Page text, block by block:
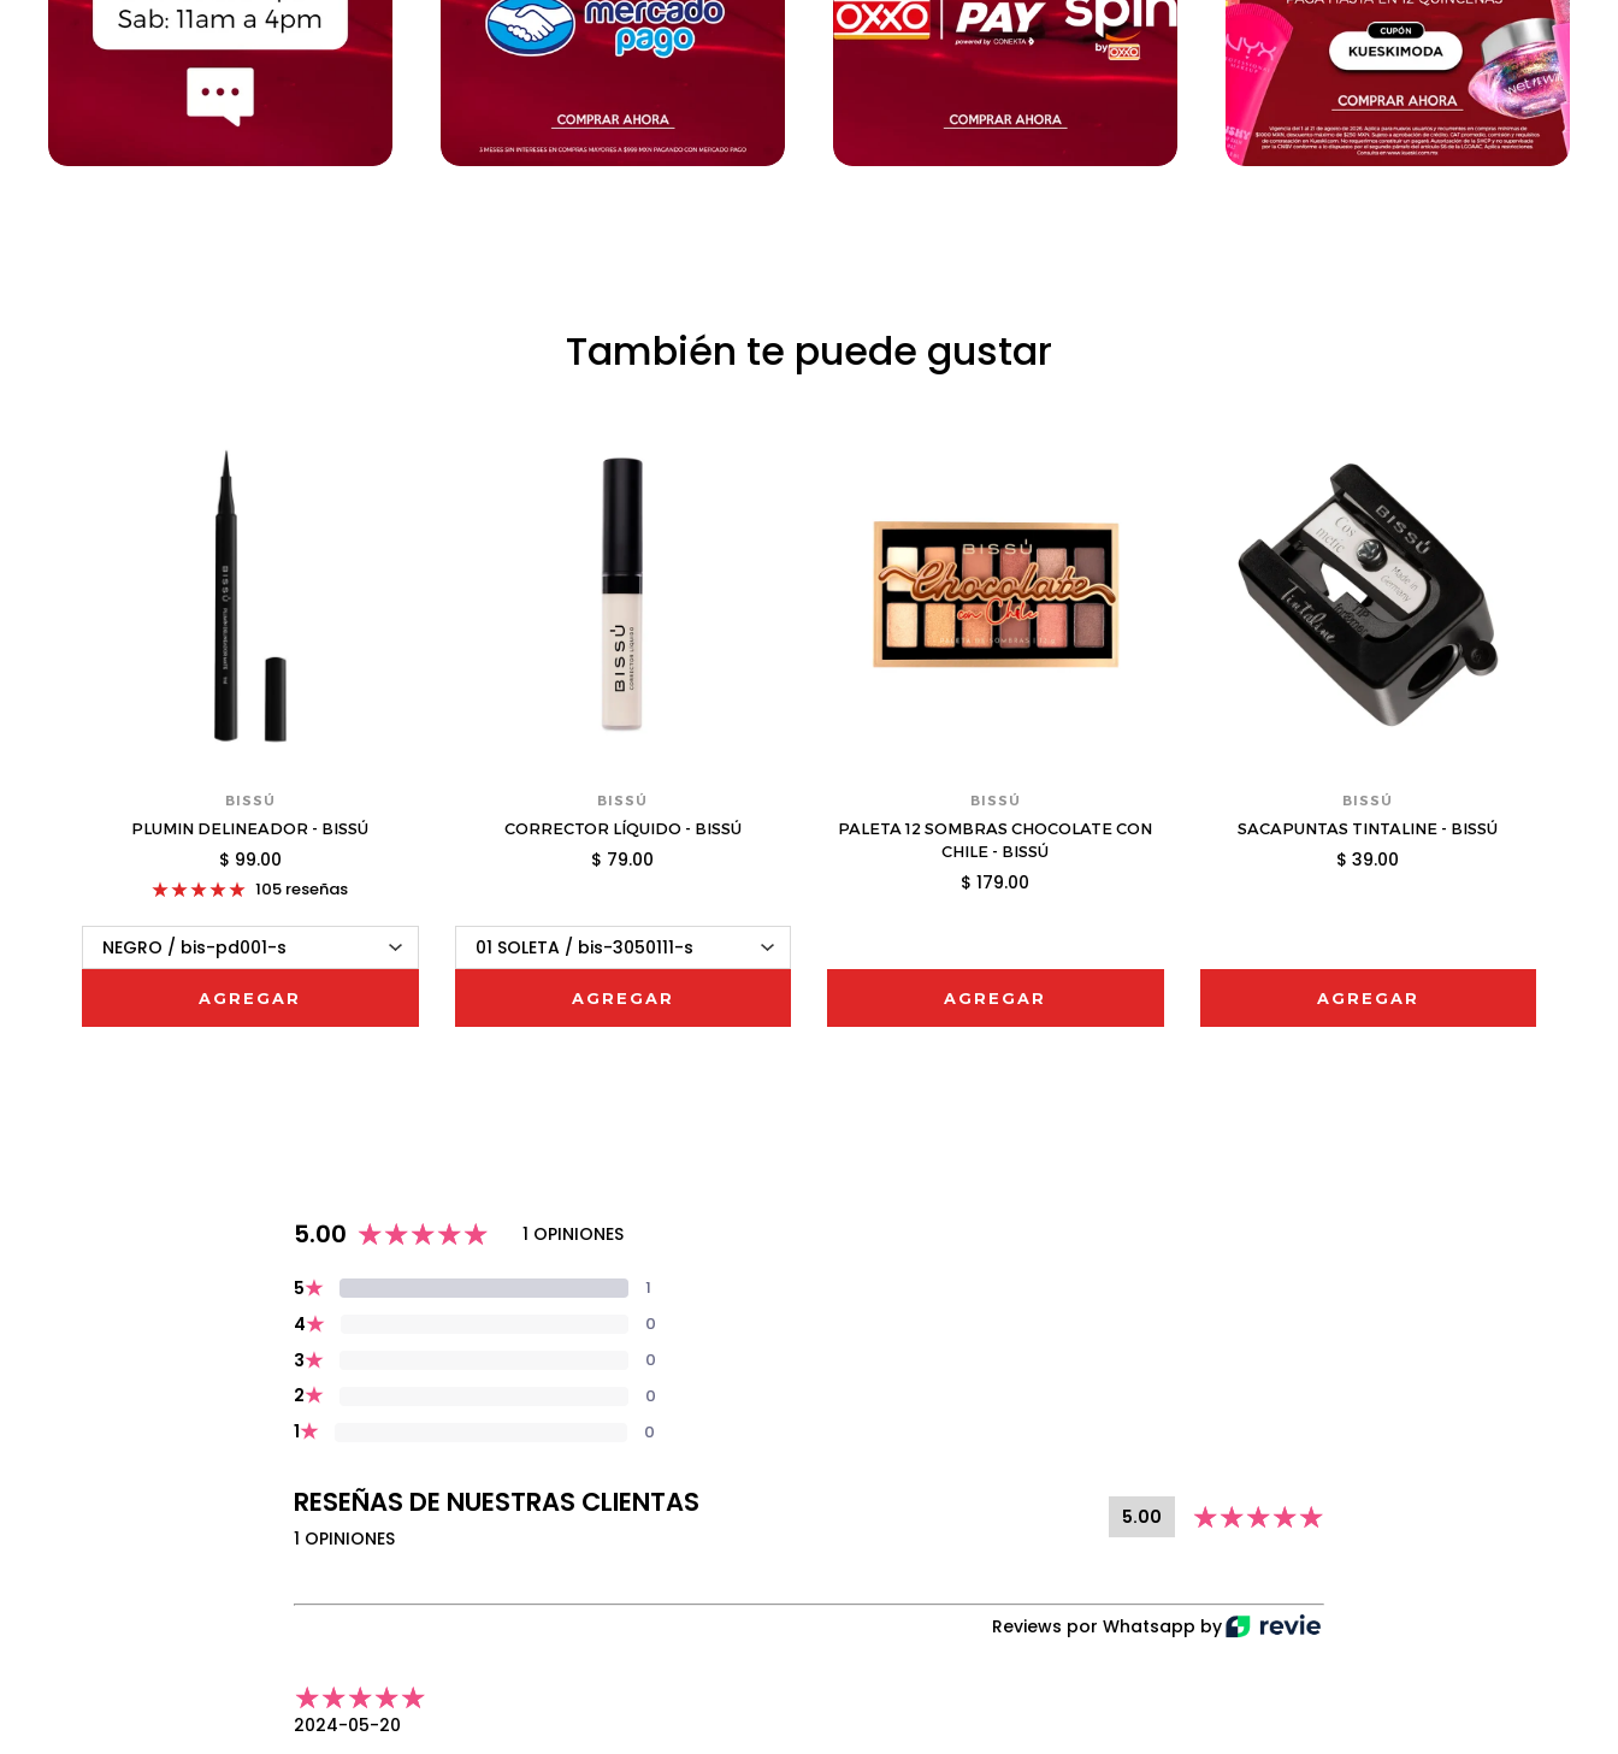
También te puede gustar
BISSÚ
PLUMIN DELINEADOR - BISSÚ
$ 99.00
105 reseñas
AGREGAR
BISSÚ
CORRECTOR LÍQUIDO - BISSÚ
$ 79.00
AGREGAR
BISSÚ
PALETA 12 SOMBRAS CHOCOLATE CON
CHILE - BISSÚ
$ 179.00
AGREGAR
BISSÚ
SACAPUNTAS TINTALINE - BISSÚ
$ 39.00
AGREGAR
5.00 1 OPINIONES
5★ 1
4★ 0
3★ 0
2★ 0
1★ 0
RESEÑAS DE NUESTRAS CLIENTAS
1 OPINIONES
5.00
Reviews por Whatsapp by
2024-05-20